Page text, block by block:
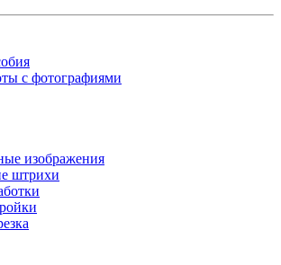
с фотографиями
изображения
штрихи